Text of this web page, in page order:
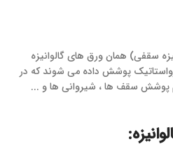
سقفی) همان ورق های گالوانیزه
پوشش داده می شوند که در
پوشش سقف ها ، شیروانی ها و ...